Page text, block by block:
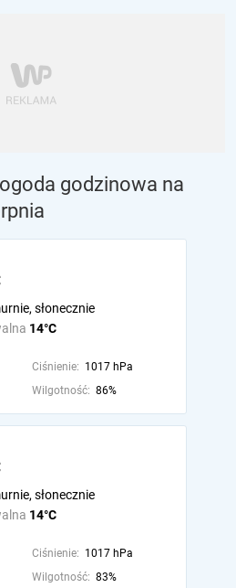
godzinowa na
14°C
słonecznie
Ciśnienie: 1017 hPa
Wilgotność: 86%
14°C
słonecznie
Ciśnienie: 1017 hPa
Wilgotność: 83%